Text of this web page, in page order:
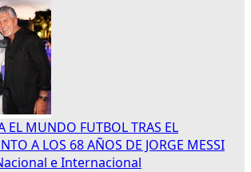
EL MUNDO FUTBOL TRAS EL
A LOS 68 AÑOS DE JORGE MESSI
e Internacional